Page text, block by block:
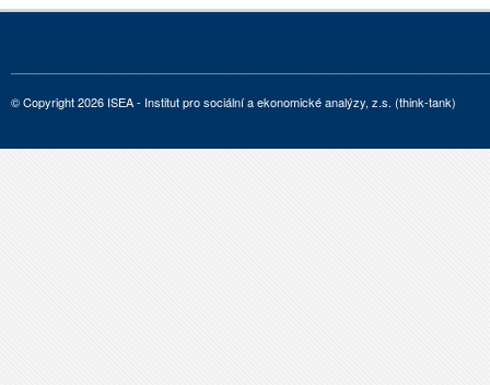
© Copyright 2026 ISEA - Institut pro sociální a ekonomické analýzy, z.s. (think-tank)